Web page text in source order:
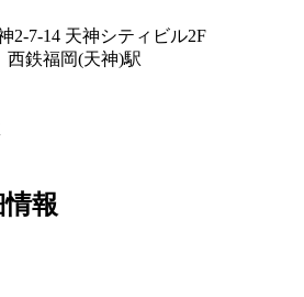
2-7-14 天神シティビル2F
西鉄福岡(天神)駅
報